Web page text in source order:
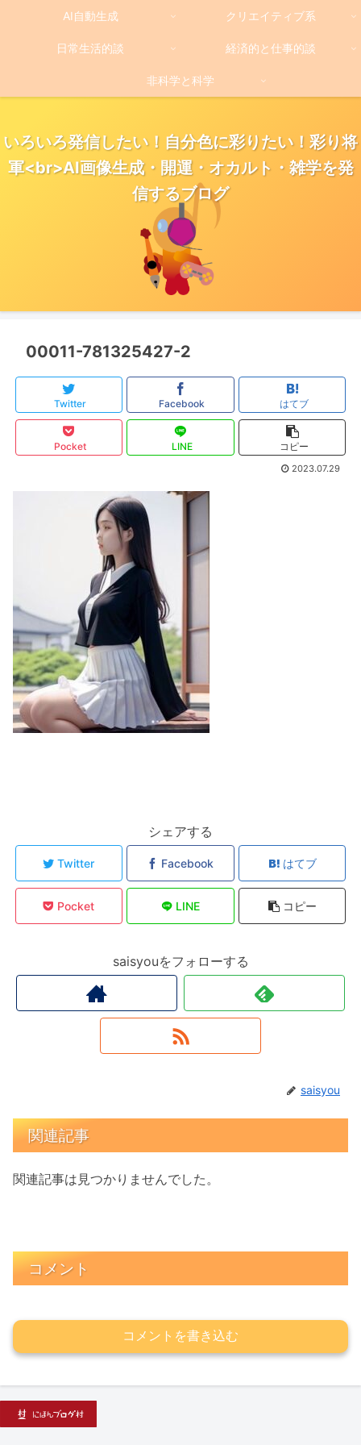
いろいろ発信したい！自分色に彩りたい！彩り将
軍<br>AI画像生成・開運・オカルト・雑学を発
信するブログ
AI自動生成 クリエイティブ系
日常生活的談 経済的と仕事的談
非科学と科学
00011-781325427-2
Twitter Facebook はてブ
Pocket LINE コピー
2023.07.29
シェアする
Twitter Facebook はてブ
Pocket LINE コピー
saisyouをフォローする
saisyou
関連記事
関連記事は見つかりませんでした。
コメント
コメントを書き込む